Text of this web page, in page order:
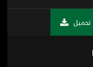
تحميل